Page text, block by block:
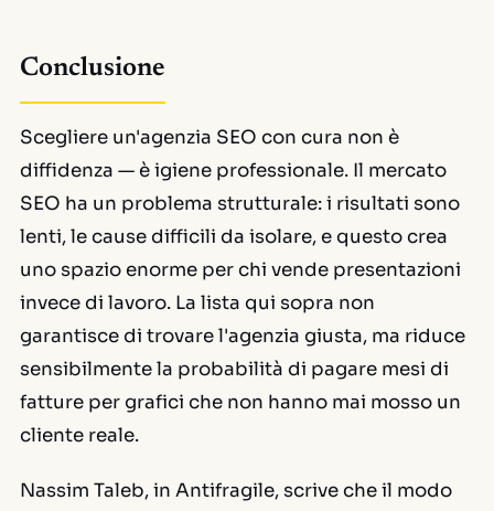
Conclusione
Scegliere un'agenzia SEO con cura non è
diffidenza — è igiene professionale. Il mercato
SEO ha un problema strutturale: i risultati sono
lenti, le cause difficili da isolare, e questo crea
uno spazio enorme per chi vende presentazioni
invece di lavoro. La lista qui sopra non
garantisce di trovare l'agenzia giusta, ma riduce
sensibilmente la probabilità di pagare mesi di
fatture per grafici che non hanno mai mosso un
cliente reale.
Nassim Taleb, in Antifragile, scrive che il modo